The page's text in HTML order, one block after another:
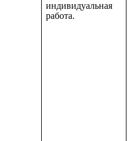
индивидуальная
работа.